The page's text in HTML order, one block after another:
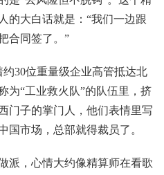
的大白话就是：“我们一边跟
合同签了。”
30位重量级企业高管抵达北
为“工业救火队”的队伍里，挤
门子的掌门人，他们表情里写
国市场，总部就得裁员了。
派，心情大约像精算师在看歌